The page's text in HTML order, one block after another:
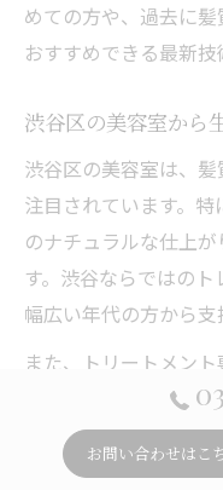
めての方や、過去に
おすすめできる最新技
渋谷区の美容室から
渋谷区の美容室は、
注目されています。
のナチュラルな仕上
す。渋谷ならではのト
幅広い年代の方から支
また、トリートメン
では、オリジナルの
のツヤ・透明感を追
SNSで仕上がり写真
お問い合わせはこ